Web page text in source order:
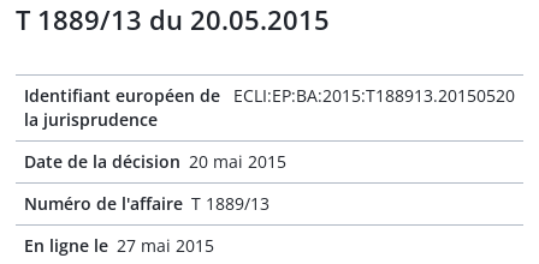
T 1889/13 du 20.05.2015
Identifiant européen de
la jurisprudence
ECLI:EP:BA:2015:T188913.20150520
Date de la décision 20 mai 2015
Numéro de l'affaire T 1889/13
En ligne le 27 mai 2015